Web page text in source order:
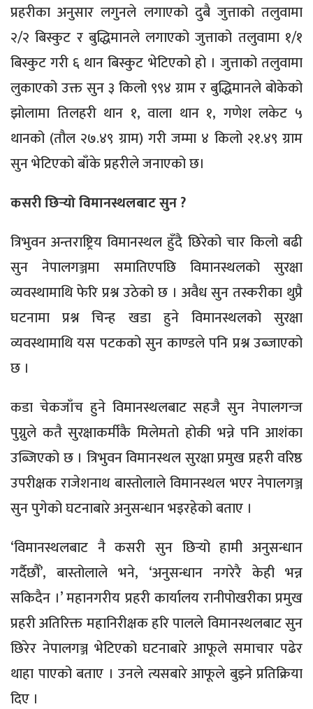
प्रहरीका अनुसार लगुनले लगाएको दुबै जुत्ताको तलुवामा
२/२ बिस्कुट र बुद्धिमानले लगाएको जुत्ताको तलुवामा १/१
बिस्कुट गरी ६ थान बिस्कुट भेटिएको हो । जुत्ताको तलुवामा
लुकाएको उक्त सुन ३ किलो ९९४ ग्राम र बुद्धिमानले बोकेको
झोलामा तिलहरी थान १, वाला थान १, गणेश लकेट ५
थानको (तौल २७.४९ ग्राम) गरी जम्मा ४ किलो २१.४९ ग्राम
सुन भेटिएको बाँके प्रहरीले जनाएको छ।
कसरी छिर्‍यो विमानस्थलबाट सुन ?
त्रिभुवन अन्तराष्ट्रिय विमानस्थल हुँदै छिरेको चार किलो बढी
सुन नेपालगञ्जमा समातिएपछि विमानस्थलको सुरक्षा
व्यवस्थामाथि फेरि प्रश्न उठेको छ । अवैध सुन तस्करीका थुप्रै
घटनामा प्रश्न चिन्ह खडा हुने विमानस्थलको सुरक्षा
व्यवस्थामाथि यस पटकको सुन काण्डले पनि प्रश्न उब्जाएको
छ ।
कडा चेकजाँच हुने विमानस्थलबाट सहजै सुन नेपालगन्ज
पुग्नुले कतै सुरक्षाकर्मीकै मिलेमतो होकी भन्ने पनि आशंका
उब्जिएको छ । त्रिभुवन विमानस्थल सुरक्षा प्रमुख प्रहरी वरिष्ठ
उपरीक्षक राजेशनाथ बास्तोलाले विमानस्थल भएर नेपालगञ्ज
सुन पुगेको घटनाबारे अनुसन्धान भइरहेको बताए ।
‘विमानस्थलबाट नै कसरी सुन छिर्‍यो हामी अनुसन्धान
गर्दैछौँ’, बास्तोलाले भने, ‘अनुसन्धान नगरेरै केही भन्न
सकिदैन ।’ महानगरीय प्रहरी कार्यालय रानीपोखरीका प्रमुख
प्रहरी अतिरिक्त महानिरीक्षक हरि पालले विमानस्थलबाट सुन
छिरेर नेपालगञ्ज भेटिएको घटनाबारे आफूले समाचार पढेर
थाहा पाएको बताए । उनले त्यसबारे आफूले बुझ्ने प्रतिक्रिया
दिए ।